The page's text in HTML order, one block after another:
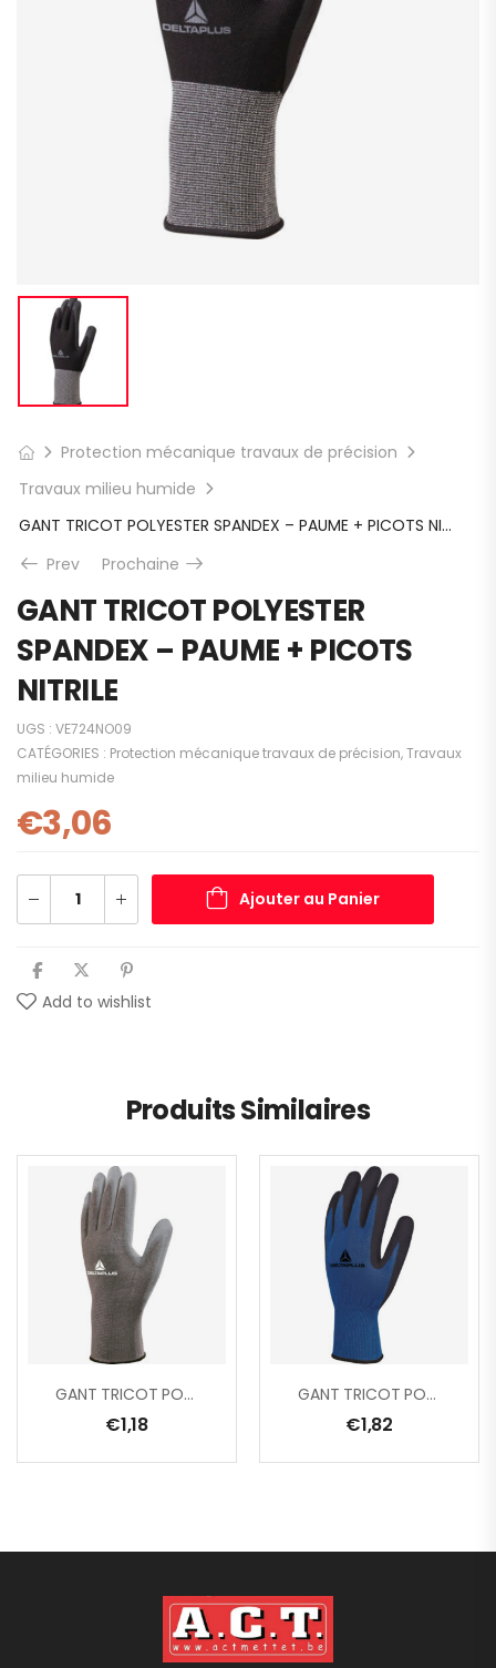
Protection mécanique travaux de précision
Travaux milieu humide
GANT TRICOT POLYESTER SPANDEX – PAUME + PICOTS NITRILE
Prev
Prochaine
GANT TRICOT POLYESTER
SPANDEX – PAUME + PICOTS
NITRILE
UGS : VE724NO09
CATÉGORIES : Protection mécanique travaux de précision,Travaux
milieu humide
€3,06
Ajouter au Panier
Add to wishlist
Produits Similaires
GANT TRICOT POLYAMIDE / PAUME PU
€1,18
GANT TRICOT POLYESTER – PAUME MOUSSE LATEX
€1,82